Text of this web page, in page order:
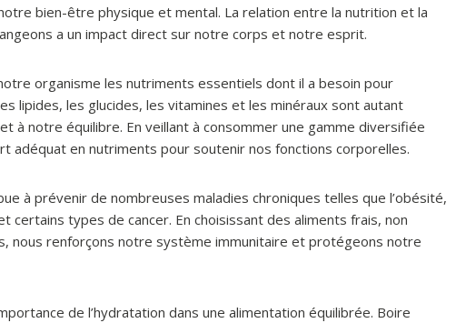
bien-être physique et mental. La relation entre la nutrition et la
a un impact direct sur notre corps et notre esprit.
organisme les nutriments essentiels dont il a besoin pour
lipides, les glucides, les vitamines et les minéraux sont autant
à notre équilibre. En veillant à consommer une gamme diversifiée
adéquat en nutriments pour soutenir nos fonctions corporelles.
à prévenir de nombreuses maladies chroniques telles que l’obésité,
certains types de cancer. En choisissant des aliments frais, non
nous renforçons notre système immunitaire et protégeons notre
de l’hydratation dans une alimentation équilibrée. Boire